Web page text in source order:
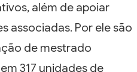
além de apoiar
associadas. Por ele são
de mestrado
317 unidades de